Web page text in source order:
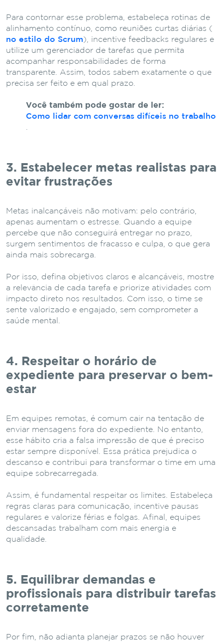
Para contornar esse problema, estabeleça rotinas de
alinhamento contínuo, como reuniões curtas diárias (
no estilo do Scrum), incentive feedbacks regulares e
utilize um gerenciador de tarefas que permita
acompanhar responsabilidades de forma
transparente. Assim, todos sabem exatamente o que
precisa ser feito e em qual prazo.
Você também pode gostar de ler:
Como lidar com conversas difíceis no trabalho
3. Estabelecer metas realistas para
evitar frustrações
Metas inalcançáveis não motivam: pelo contrário,
apenas aumentam o estresse. Quando a equipe
percebe que não conseguirá entregar no prazo,
surgem sentimentos de fracasso e culpa, o que gera
ainda mais sobrecarga.
Por isso, defina objetivos claros e alcançáveis, mostre
a relevância de cada tarefa e priorize atividades com
impacto direto nos resultados. Com isso, o time se
sente valorizado e engajado, sem comprometer a
saúde mental.
4. Respeitar o horário de
expediente para preservar o bem-
estar
Em equipes remotas, é comum cair na tentação de
enviar mensagens fora do expediente. No entanto,
esse hábito cria a falsa impressão de que é preciso
estar sempre disponível. Essa prática prejudica o
descanso e contribui para transformar o time em uma
equipe sobrecarregada.
Assim, é fundamental respeitar os limites. Estabeleça
regras claras para comunicação, incentive pausas
regulares e valorize férias e folgas. Afinal, equipes
descansadas trabalham com mais energia e
qualidade.
5. Equilibrar demandas e
profissionais para distribuir tarefas
corretamente
Por fim, não adianta planejar prazos se não houver